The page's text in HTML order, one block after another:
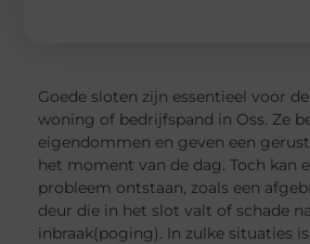
Goede sloten zijn essentieel voor
woning of bedrijfspand in Oss. Ze
eigendommen en geven een
het moment van de dag. Toch kan
probleem ontstaan, zoals een
deur die in het slot valt of schade
inbraak(poging). In zulke situaties